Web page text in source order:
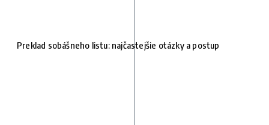
Preklad sobášneho listu: najčastejšie otázky a postup